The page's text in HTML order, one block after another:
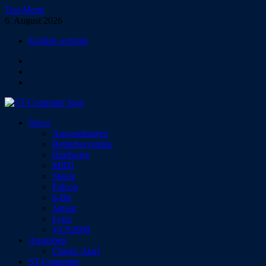
Zum
Inhalt
Top-Menü
6. August 2026
English website
ST-Computer
Das Magazin für Atari-Computer und -Konsolen
News
Anwendungen
Betriebssysteme
Hardware
MIDI
Spiele
Falcon
8-Bit
Jaguar
Lynx
VCS2600
Ausgaben
Classic Atari
ST-Computer